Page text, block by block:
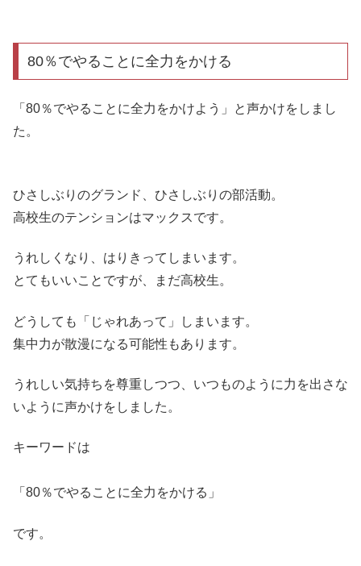
80％でやることに全力をかける
「80％でやることに全力をかけよう」と声かけをしまし
た。
ひさしぶりのグランド、ひさしぶりの部活動。
高校生のテンションはマックスです。
うれしくなり、はりきってしまいます。
とてもいいことですが、まだ高校生。
どうしても「じゃれあって」しまいます。
集中力が散漫になる可能性もあります。
うれしい気持ちを尊重しつつ、いつものように力を出さな
いように声かけをしました。
キーワードは
「80％でやることに全力をかける」
です。